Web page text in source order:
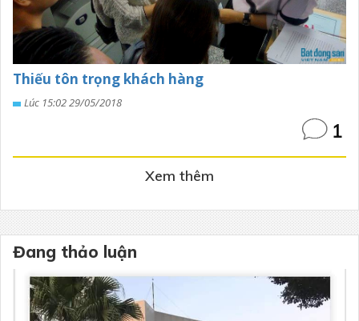
Thiếu tôn trọng khách hàng
Lúc 15:02 29/05/2018
1
Xem thêm
Đang thảo luận